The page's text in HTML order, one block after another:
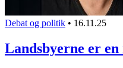
Debat og politik • 16.11.25
Landsbyerne er